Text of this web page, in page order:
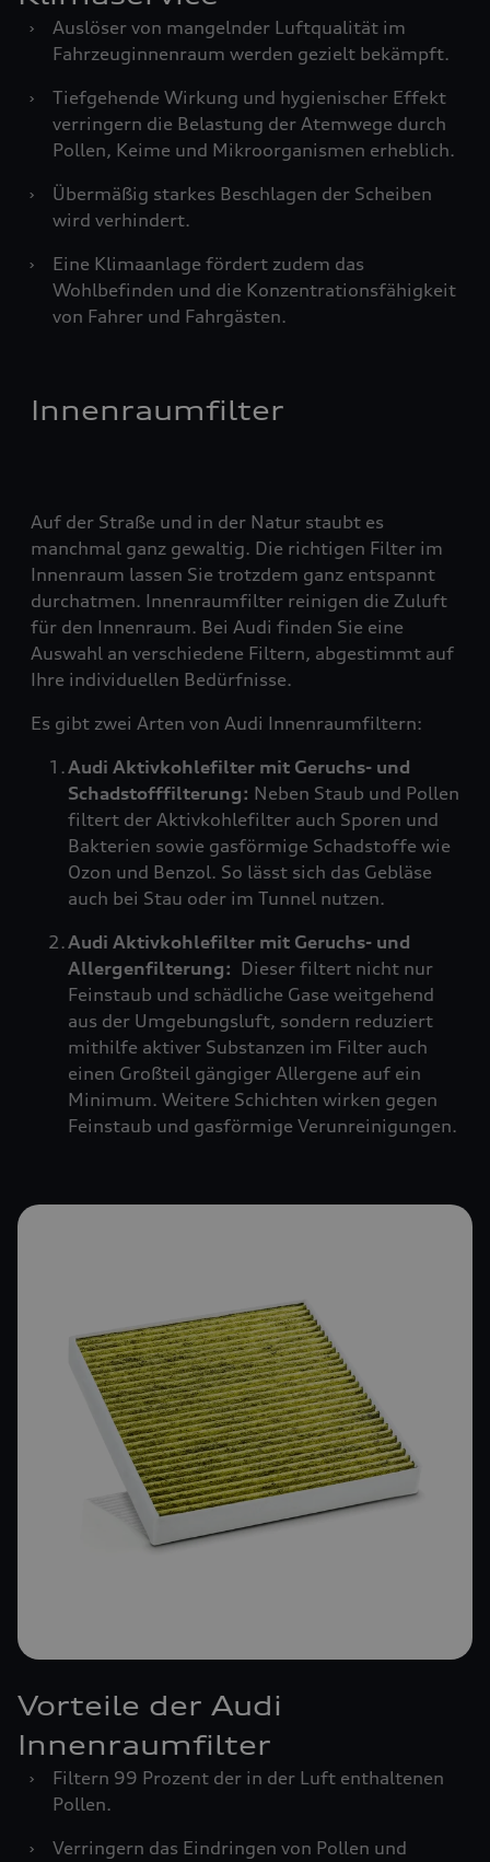
›
Auslöser von mangelnder Luftqualität im
Fahrzeuginnenraum werden gezielt bekämpft.
›
Tiefgehende Wirkung und hygienischer Effekt
verringern die Belastung der Atemwege durch
Pollen, Keime und Mikroorganismen erheblich.
›
Übermäßig starkes Beschlagen der Scheiben
wird verhindert.
›
Eine Klimaanlage fördert zudem das
Wohlbefinden und die Konzentrationsfähigkeit
von Fahrer und Fahrgästen.
Innenraumfilter
Auf der Straße und in der Natur staubt es
manchmal ganz gewaltig. Die richtigen Filter im
Innenraum lassen Sie trotzdem ganz entspannt
durchatmen. Innenraumfilter reinigen die Zuluft
für den Innenraum. Bei Audi finden Sie eine
Auswahl an verschiedene Filtern, abgestimmt auf
Ihre individuellen Bedürfnisse.
Es gibt zwei Arten von Audi Innenraumfiltern:
Audi Aktivkohlefilter mit Geruchs- und
Schadstofffilterung: Neben Staub und Pollen
filtert der Aktivkohlefilter auch Sporen und
Bakterien sowie gasförmige Schadstoffe wie
Ozon und Benzol. So lässt sich das Gebläse
auch bei Stau oder im Tunnel nutzen.
Audi Aktivkohlefilter mit Geruchs- und
Allergenfilterung: Dieser filtert nicht nur
Feinstaub und schädliche Gase weitgehend
aus der Umgebungsluft, sondern reduziert
mithilfe aktiver Substanzen im Filter auch
einen Großteil gängiger Allergene auf ein
Minimum. Weitere Schichten wirken gegen
Feinstaub und gasförmige Verunreinigungen.
Vorteile der Audi
Innenraumfilter
›
Filtern 99 Prozent der in der Luft enthaltenen
Pollen.
›
Verringern das Eindringen von Pollen und